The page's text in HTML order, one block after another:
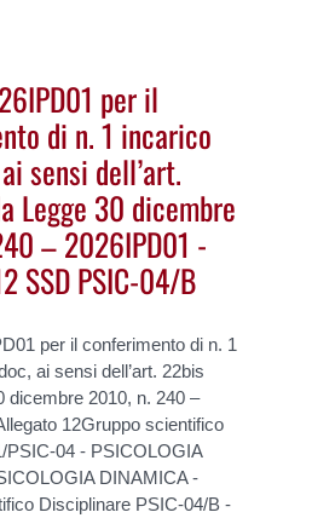
per il
di n. 1 incarico
sensi dell’art.
Legge 30 dicembre
– 2026IPD01 -
SSD PSIC-04/B
per il conferimento di n. 1
ai sensi dell’art. 22bis
dicembre 2010, n. 240 –
12Gruppo scientifico
PSIC-04 - PSICOLOGIA
DINAMICA -
Disciplinare PSIC-04/B -